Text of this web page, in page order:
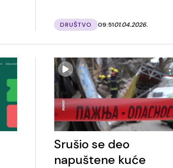
DRUŠTVO 09:5101.04.2026.
Srušio se deo
napuštene kuće